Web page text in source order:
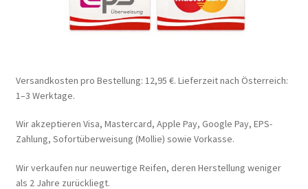
Versandkosten pro Bestellung: 12,95 €. Lieferzeit nach Österreich:
1–3 Werktage.
Wir akzeptieren Visa, Mastercard, Apple Pay, Google Pay, EPS-
Zahlung, Sofortüberweisung (Mollie) sowie Vorkasse.
Wir verkaufen nur neuwertige Reifen, deren Herstellung weniger
als 2 Jahre zurückliegt.